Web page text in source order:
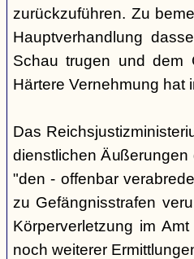
zurückzuführen. Zu
Hauptverhandlung
Schau trugen und dem
Härtere Vernehmung hat
Das
dienstlichen
"den - offenbar
zu Gefängnisstrafen
Körperverletzung im
noch weiterer